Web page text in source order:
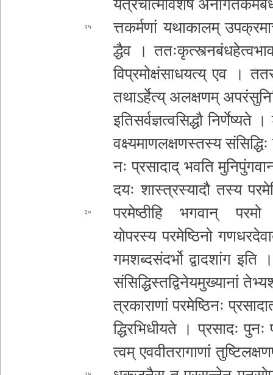
२५
त्त­क­र्म­णां य­था­का­ल­म्
द्धै­व ।
वि­प्र­मो­क्षं­सा­ध­य­त्य् एव ।
त­था­ऽ­र्हे­त्य् अ­ल­क्ष­ण­म्
इ­ति­स­र्व­ज्ञ­त्व­सि­द्धौ नि­र्णे­ष्य­ते ।
व­क्ष्य­मा­ण­ल­क्ष­ण­स्त­स्य संसिद्धिः
नः प्र­सा­दा­द् भवति
द­यः शा­स्त्र­स्या­दौ तस्य
३०
प­र­मे­ष्ठी­हि भ­ग­वा­न् परमो
योपरस्य प­र­मे­ष्ठि­नो
ग­म­श­ब्द­सं­द­र्भो द्वा­द­शां­ग इति
सं­सि­द्धि­स्त­द्वि­ने­य­मु­ख्या­नां
त्र­का­रा­णां प­र­मे­ष्ठि­नः
द्धि­र­भि­धी­य­ते । प्रसादःपुनः
त्व­म् ए­व­वी­त­रा­गा­णां